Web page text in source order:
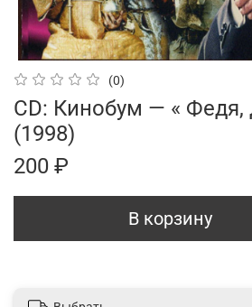
(0)
CD: Кинобум — « Федя,
(1998)
200 ₽
В корзину